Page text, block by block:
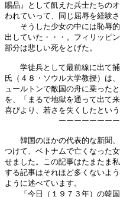
賜品』として飢えた兵士たちの
われていって、同じ屈辱を経験
そうした少女の中には恥辱的
出していた・・・。フィリッピ
部分は悲しい死をとげた。
学徒兵として最前線に出て捕
氏（４８・ソウル大学教授）は
ュールトンで敵国の舟に乗った
を、「まるで地獄を通って出て
喜びより、若さを失くしたとい
ーーーーーーーーー
韓国のほかの代表的な新聞、
つけて、ベトナムで亡くなった
せました。この記事はたまたま
する記事はそれほど多くないよ
ように述べています。
「今日（１９７３年）の韓国